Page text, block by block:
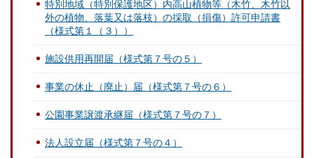
特別地域（特別保護地区）内高山植物等（木竹、木竹以
外の植物、落葉又は落枝）の採取（損傷）許可申請書
（様式第１（３））
施設供用再開届（様式第７号の５）
事業の休止（廃止）届（様式第７号の６）
公園事業譲渡承継届（様式第７号の７）
法人設立届（様式第７号の４）